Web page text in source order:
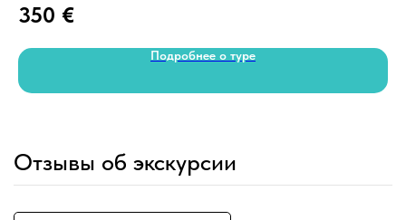
искусства, политики и науки. Прогулка по этому
страницам мировой истории.
350 €
Подробнее о туре
Отзывы об экскурсии